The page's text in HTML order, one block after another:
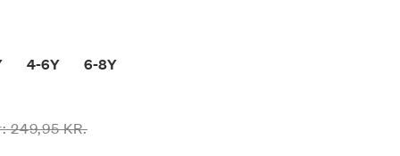
4-6Y 6-8Y
er nedsat fra
249,95 KR.til